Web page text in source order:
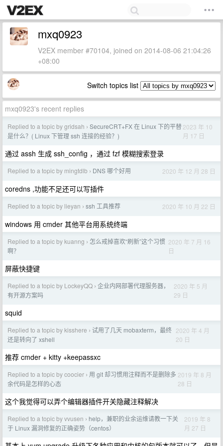
mxq0923
V2EX member #70104, joined on 2014-08-06 21:04:26
+08:00
Switch topics list
mxq0923's recent replies
Replied to a topic by gridsah › SecureCRT+FX 在 Linux 下的平替
是什么？( Linux 下管理 ssh 连接的经验？)
2023 年 10
月 17 日
通过 assh 生成 ssh_config ，通过 fzf 模糊搜索登录
Replied to a topic by mingtdlb › DNS 哪个好用 2020 年 12 月 28 日
coredns ,功能不足还可以写插件
Replied to a topic by lieyan › ssh 工具推荐 2020 年 10 月 22 日
windows 用 cmder 其他平台用系统终端
Replied to a topic by kuanng › 怎么戒掉喜欢“刷新”这个习惯
啊？
2020 年 7 月 16
日
屏蔽快捷键
Replied to a topic by LockeyQQ › 企业内网部署代理服务器，
有开源方案吗
2020 年 5 月
29 日
squid
Replied to a topic by kisshere › 试用了几天 mobaxterm，最终
还是转向了 xshell
2020 年 4 月
20 日
推荐 cmder + kitty +keepassxc
Replied to a topic by coocier › 用 git 却习惯用注释而不是删除多
余代码是怎样的心态
2019 年 8 月
28 日
这个我觉得可以弄个编辑器插件开关隐藏注释解决
Replied to a topic by vvusen › help，兼职的业余运维请教一下关
于 Linux 漏洞修复的正确姿势（centos）
2019 年 8
月 27 日